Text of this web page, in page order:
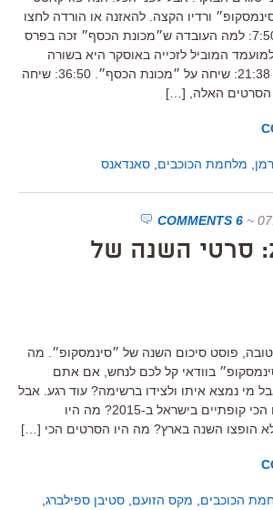
ורדיו הקצה. להאזנה או הורדה לחצו
כאן בתוכנית השבוע: 7:50: למה העובדה ש״מכונת הכסף״ זכה בפרס
המוביל לזכייה באוסקר היא בשורה
גרועה ומבאסת עבורי. 21:38: שיחה על ״מכונת הכסף״. 36:50: שיחה
הסרטים האלה, […]
מלחמת הכוכבים סאנדאנס
~
6 COMMENTS
סיכום 2015: סרטי השנה של
פוסט סיכום השנה של ״סינמסקופ״. מה
בוודאי קל לכם לנחש, אם אתם
מי נמצא איתו ולצידו ברשימה? עוד רגע. אבל
קודם: מה היו הסרטים הכי קופתיים בישראל ב-2015? מה היו
הופצו השנה בארץ? מה היו הסרטים הכי […]
הכוכבים מקס הזועם סטיבן ספילברג